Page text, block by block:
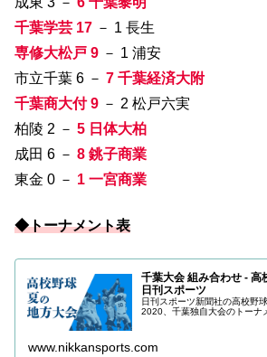
千葉学芸 17 － 1 長生
専修大松戸 9 － 1 浦安
市立千葉 6 － 7 千葉経済大附
千葉商大付 9 － 2 松戸六実
柏陵 2 － 5 日体大柏
成田 6 － 8 銚子商業
東金 0 － 1 一宮商業
◆トーナメント表
千葉大会 組み合わせ - 高
日刊スポーツ
日刊スポーツ新聞社の高校野
2020、千葉独自大会のトーナ
www.nikkansports.com